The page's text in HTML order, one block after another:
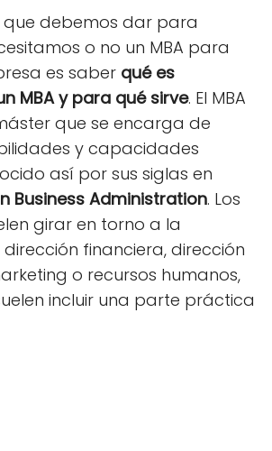
que debemos dar para
o no un MBA para
es saber qué es
MBA y para qué sirve. El MBA
que se encarga de
y capacidades
así por sus siglas en
Business Administration. Los
girar en torno a la
financiera, dirección
o recursos humanos,
incluir una parte práctica